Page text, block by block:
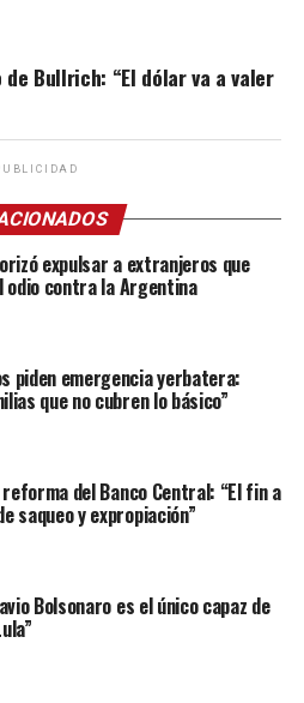
Bullrich: “El dólar va a valer
expulsar a extranjeros que
odio contra la Argentina
piden emergencia yerbatera:
que no cubren lo básico”
del Banco Central: “El fin a
saqueo y expropiación”
Bolsonaro es el único capaz de